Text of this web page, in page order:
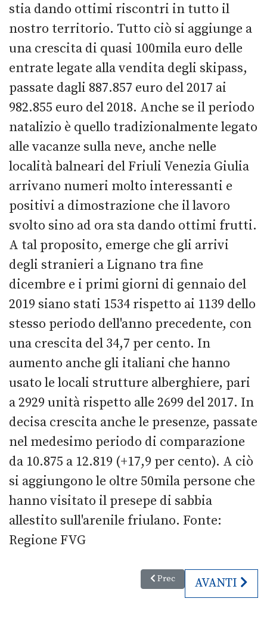
stia dando ottimi riscontri in tutto il
nostro territorio. Tutto ciò si aggiunge a
una crescita di quasi 100mila euro delle
entrate legate alla vendita degli skipass,
passate dagli 887.857 euro del 2017 ai
982.855 euro del 2018. Anche se il periodo
natalizio è quello tradizionalmente legato
alle vacanze sulla neve, anche nelle
località balneari del Friuli Venezia Giulia
arrivano numeri molto interessanti e
positivi a dimostrazione che il lavoro
svolto sino ad ora sta dando ottimi frutti.
A tal proposito, emerge che gli arrivi
degli stranieri a Lignano tra fine
dicembre e i primi giorni di gennaio del
2019 siano stati 1534 rispetto ai 1139 dello
stesso periodo dell'anno precedente, con
una crescita del 34,7 per cento. In
aumento anche gli italiani che hanno
usato le locali strutture alberghiere, pari
a 2929 unità rispetto alle 2699 del 2017. In
decisa crescita anche le presenze, passate
nel medesimo periodo di comparazione
da 10.875 a 12.819 (+17,9 per cento). A ciò
si aggiungono le oltre 50mila persone che
hanno visitato il presepe di sabbia
allestito sull'arenile friulano. Fonte:
Regione FVG
Articolo precedente: Firmata
Prec ARTICOLO
AVANTI